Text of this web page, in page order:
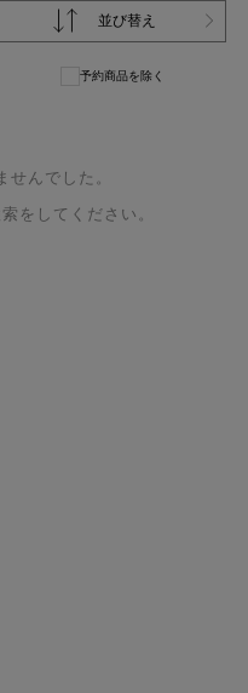
並び替え
予約商品を除く
せんでした。
をしてください。